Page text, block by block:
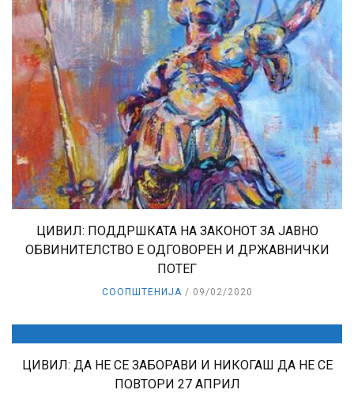
ЦИВИЛ: ПОДДРШКАТА НА ЗАКОНОТ ЗА ЈАВНО
ОБВИНИТЕЛСТВО Е ОДГОВОРЕН И ДРЖАВНИЧКИ
ПОТЕГ
СООПШТЕНИЈА 09/02/2020
ЦИВИЛ: ДА НЕ СЕ ЗАБОРАВИ И НИКОГАШ ДА НЕ СЕ
ПОВТОРИ 27 АПРИЛ